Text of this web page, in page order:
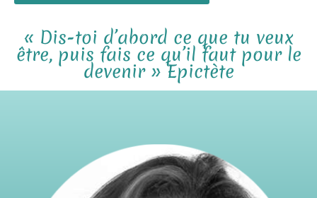
« Dis-toi d’abord ce que tu veux
être, puis fais ce qu’il faut pour le
devenir » Epictète